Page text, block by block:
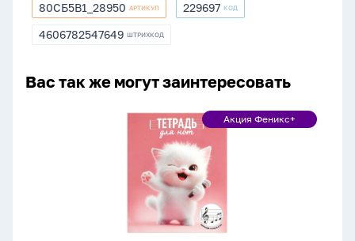
80СБ5В1_28950
80СБ5В1_28950 АРТИКУЛ 229697
229697 КОД
4606782547649
4606782547649 ШТРИХКОД
Вас так же могут заинтересовать
расшир.нотный
Акция
Акция Феникс+